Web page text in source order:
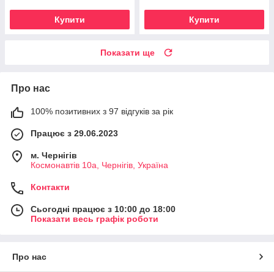
Купити Купити
Показати ще
Про нас
100% позитивних з 97 відгуків за рік
Працює з 29.06.2023
м. Чернігів
Космонавтів 10а, Чернігів, Україна
Контакти
Сьогодні працює з 10:00 до 18:00
Показати весь графік роботи
Про нас